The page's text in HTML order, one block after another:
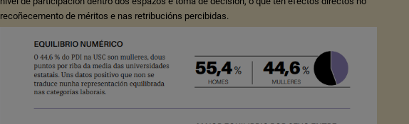
recoñecemento de méritos e nas retribucións percibidas.